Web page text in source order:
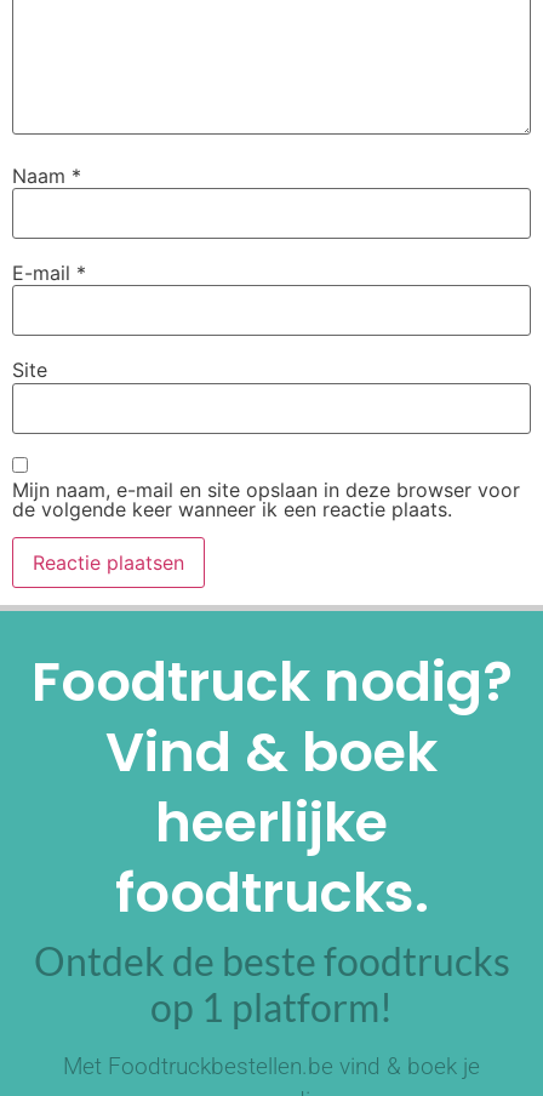
Naam *
E-mail *
Site
Mijn naam, e-mail en site opslaan in deze browser voor
de volgende keer wanneer ik een reactie plaats.
Foodtruck nodig?
Vind & boek
heerlijke
foodtrucks.
Ontdek de beste foodtrucks
op 1 platform!
Met Foodtruckbestellen.be vind & boek je